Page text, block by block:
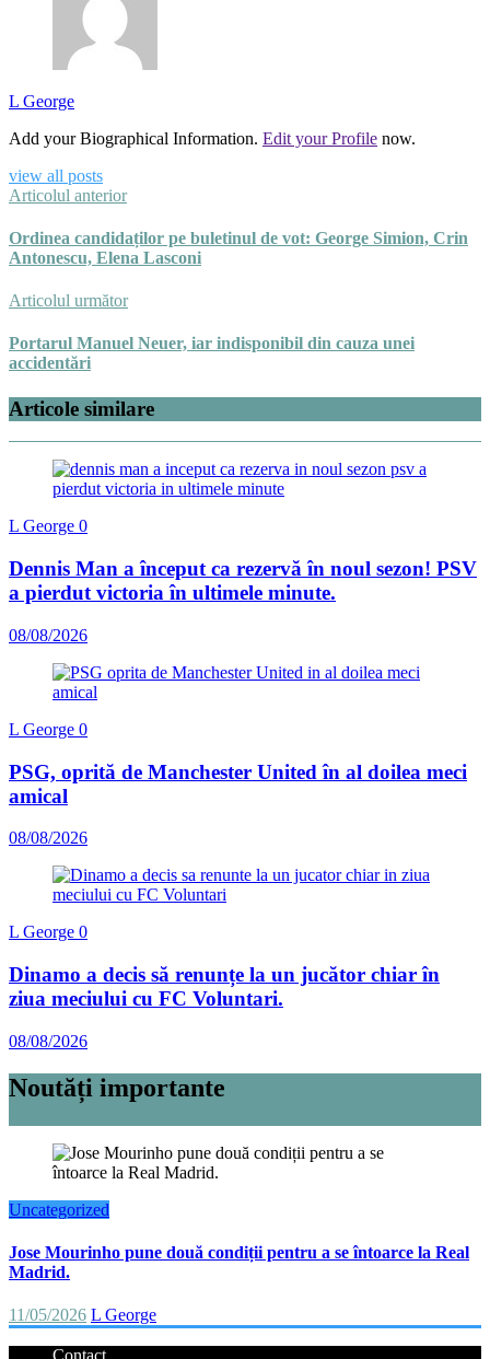
L George
Add your Biographical Information. Edit your Profile now.
view all posts
Articolul anterior
Ordinea candidaților pe buletinul de vot: George Simion, Crin
Antonescu, Elena Lasconi
Articolul următor
Portarul Manuel Neuer, iar indisponibil din cauza unei
accidentări
Articole similare
L George 0
Dennis Man a început ca rezervă în noul sezon! PSV
a pierdut victoria în ultimele minute.
08/08/2026
L George 0
PSG, oprită de Manchester United în al doilea meci
amical
08/08/2026
L George 0
Dinamo a decis să renunțe la un jucător chiar în
ziua meciului cu FC Voluntari.
08/08/2026
Noutăți importante
Uncategorized
Jose Mourinho pune două condiții pentru a se întoarce la Real
Madrid.
11/05/2026 L George